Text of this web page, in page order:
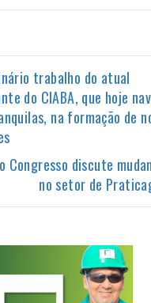
trabalho do atual
do CIABA, que hoje
na formação de
Congresso discute
no setor de